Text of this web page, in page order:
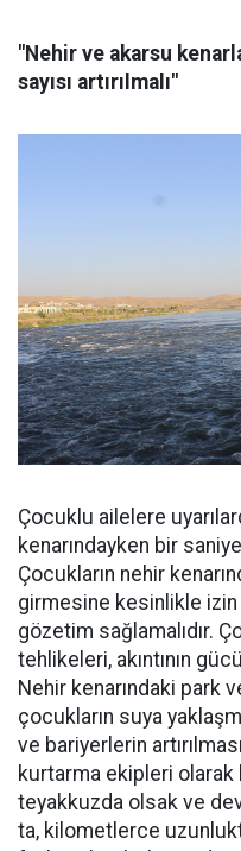
"Nehir ve akarsu
sayısı artırılmalı"
Çocuklu ailelere
kenarındayken bir
Çocukların nehir
girmesine kesinlikle
gözetim sağlamalıdır.
tehlikeleri, akıntının
Nehir kenarındaki park
çocukların suya
ve bariyerlerin
kurtarma ekipleri olarak
teyakkuzda olsak ve
ta, kilometlerce